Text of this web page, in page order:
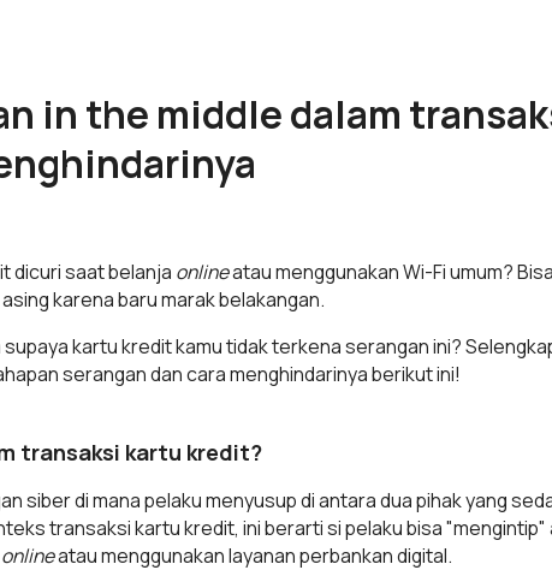
in the middle dalam
dicuri saat belanja onlineatau menggunakan Wi-Fi umum?
karena baru marak belakangan.
supaya kartu kredit kamu tidak terkena serangan ini?
serangan dan cara menghindarinya berikut ini!
transaksi kartu kredit?
siber di mana pelaku menyusup di antara dua pihak yang
transaksi kartu kredit, ini berarti si pelaku bisa "mengintip"
onlineatau menggunakan layanan perbankan digital.